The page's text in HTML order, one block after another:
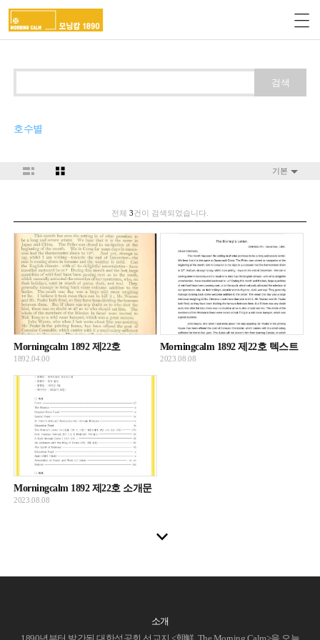
검색
호수별
기본
전체 3건이 검색되었습니다.
Morningcalm 1892 제22호
1892.04.00
Morningcalm 1892 제22호 텍스트
2023.08.08
Morningcalm 1892 제22호 소개문
2023.08.08
소개